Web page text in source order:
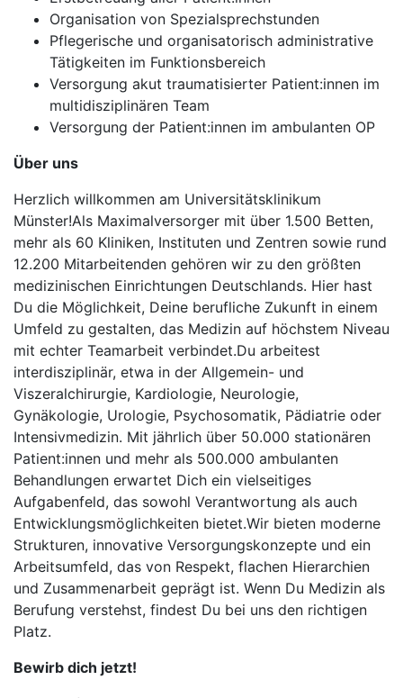
Organisation von Spezialsprechstunden
Pflegerische und organisatorisch administrative
Tätigkeiten im Funktionsbereich
Versorgung akut traumatisierter Patient:innen im
multidisziplinären Team
Versorgung der Patient:innen im ambulanten OP
Über uns
Herzlich willkommen am Universitätsklinikum
Münster!Als Maximalversorger mit über 1.500 Betten,
mehr als 60 Kliniken, Instituten und Zentren sowie rund
12.200 Mitarbeitenden gehören wir zu den größten
medizinischen Einrichtungen Deutschlands. Hier hast
Du die Möglichkeit, Deine berufliche Zukunft in einem
Umfeld zu gestalten, das Medizin auf höchstem Niveau
mit echter Teamarbeit verbindet.Du arbeitest
interdisziplinär, etwa in der Allgemein- und
Viszeralchirurgie, Kardiologie, Neurologie,
Gynäkologie, Urologie, Psychosomatik, Pädiatrie oder
Intensivmedizin. Mit jährlich über 50.000 stationären
Patient:innen und mehr als 500.000 ambulanten
Behandlungen erwartet Dich ein vielseitiges
Aufgabenfeld, das sowohl Verantwortung als auch
Entwicklungsmöglichkeiten bietet.Wir bieten moderne
Strukturen, innovative Versorgungskonzepte und ein
Arbeitsumfeld, das von Respekt, flachen Hierarchien
und Zusammenarbeit geprägt ist. Wenn Du Medizin als
Berufung verstehst, findest Du bei uns den richtigen
Platz.
Bewirb dich jetzt!